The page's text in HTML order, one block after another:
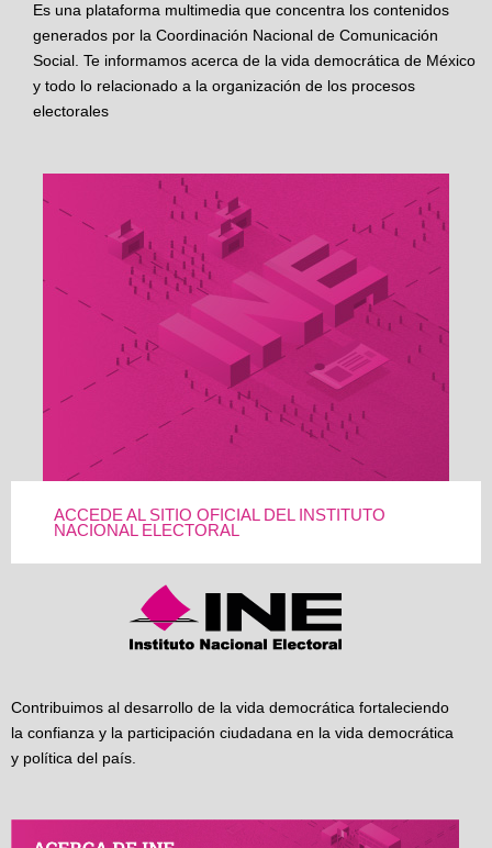
Es una plataforma multimedia que concentra los contenidos
generados por la Coordinación Nacional de Comunicación
Social. Te informamos acerca de la vida democrática de México
y todo lo relacionado a la organización de los procesos
electorales
ACCEDE AL SITIO OFICIAL DEL INSTITUTO
NACIONAL ELECTORAL
Contribuimos al desarrollo de la vida democrática fortaleciendo
la confianza y la participación ciudadana en la vida democrática
y política del país.